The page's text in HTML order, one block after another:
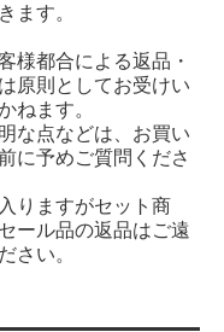
ます。
様都合による返品・
原則としてお受けい
ねます。
な点などは、お買い
に予めご質問くださ
りますがセット商
ール品の返品はご遠
さい。